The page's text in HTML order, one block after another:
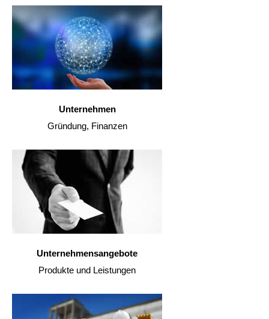
Unternehmen
Gründung, Finanzen
Unternehmensangebote
Produkte und Leistungen